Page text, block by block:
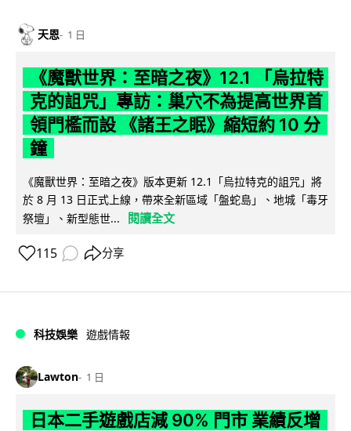
天恩 1 日
《魔獸世界：至暗之夜》12.1 「烏拉特
克的詛咒」專訪：巢穴不為提高世界首
領門檻而設 《諸王之眠》縮短約 10 分
鐘
《魔獸世界：至暗之夜》版本更新 12.1「烏拉特克的詛咒」將
於 8 月 13 日正式上線，帶來全新區域「盤蛇島」、地城「毒牙
祭壇」、新型態世...
閱讀全文
115 分享
科技娛樂 遊戲情報
Lawton 1 日
日本二手遊戲店減 90% 門市 業績反增